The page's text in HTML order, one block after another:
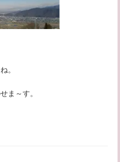
。
ま～す。